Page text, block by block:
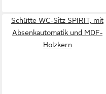
Schütte WC-Sitz SPIRIT, mit
Absenkautomatik und MDF-
Holzkern